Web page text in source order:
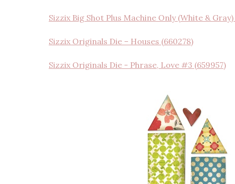
Sizzix Big Shot Plus Machine Only (White &
Sizzix Originals Die – Houses (660278)
Sizzix Originals Die - Phrase, Love #3 (659957)